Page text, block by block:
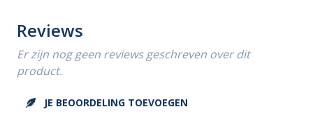
Reviews
Er zijn nog geen reviews geschreven over dit
product.
JE BEOORDELING TOEVOEGEN